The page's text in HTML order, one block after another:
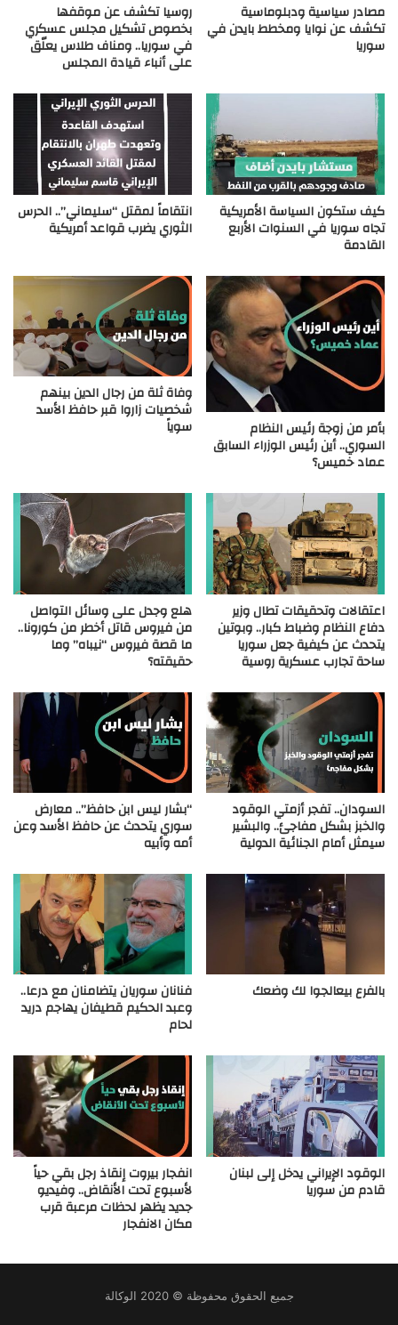
مصادر سياسية ودبلوماسية
تكشف عن نوايا ومخطط بايدن في
سوريا
روسيا تكشف عن موقفها
بخصوص تشكيل مجلس عسكري
في سوريا.. ومناف طلاس يعلّق
على أنباء قيادة المجلس
كيف ستكون السياسة الأمريكية
تجاه سوريا في السنوات الأربع
القادمة
انتقاماً لمقتل “سليماني”.. الحرس
الثوري يضرب قواعد أمريكية
بأمر من زوجة رئيس النظام
السوري.. أين رئيس الوزراء السابق
عماد خميس؟
وفاة ثلة من رجال الدين بينهم
شخصيات زاروا قبر حافظ الأسد
سوياً
اعتقالات وتحقيقات تطال وزير
دفاع النظام وضباط كبار.. وبوتين
يتحدث عن كيفية جعل سوريا
ساحة تجارب عسكرية روسية
هلع وجدل على وسائل التواصل
من فيروس قاتل أخطر من كورونا..
ما قصة فيروس “نيباه” وما
حقيقته؟
السودان.. تفجر أزمتي الوقود
والخبز بشكل مفاجئ.. والبشير
سيمثل أمام الجنائية الدولية
“بشار ليس ابن حافظ”.. معارض
سوري يتحدث عن حافظ الأسد وعن
أمه وأبيه
بالفرع بيعالجوا لك وضعك فنانان سوريان يتضامنان مع درعا..
وعبد الحكيم قطيفان يهاجم دريد
لحام
الوقود الإيراني يدخل إلى لبنان
قادم من سوريا
انفجار بيروت إنقاذ رجل بقي حياً
لأسبوع تحت الأنقاض.. وفيديو
جديد يظهر لحظات مرعبة قرب
مكان الانفجار
جميع الحقوق محفوظة © 2020 الوكالة